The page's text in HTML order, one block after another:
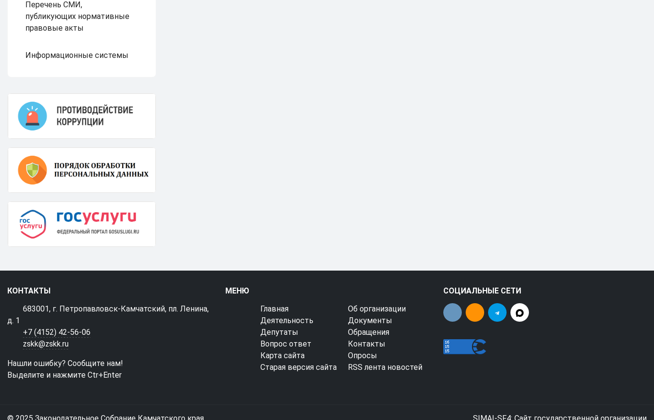
Перечень СМИ,
публикующих нормативные
правовые акты
Информационные системы
КОНТАКТЫ
683001, г. Петропавловск-Камчатский, пл. Ленина,
д. 1
+7 (4152) 42-56-06
zskk@zskk.ru
Нашли ошибку? Сообщите нам!
Выделите и нажмите Ctr+Enter
МЕНЮ
Главная
Об организации
Деятельность
Документы
Депутаты
Обращения
Вопрос ответ
Контакты
Карта сайта
Опросы
Старая версия сайта
RSS лента новостей
СОЦИАЛЬНЫЕ СЕТИ